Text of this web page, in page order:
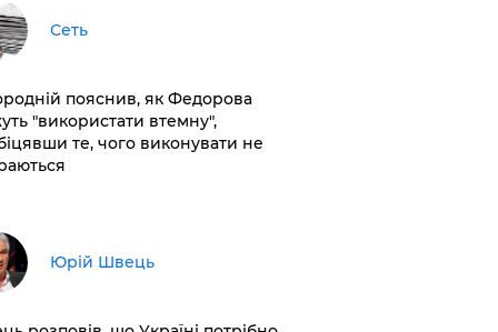
Сеть
пояснив, як Федорова
"використати втемну",
те, чого виконувати не
Юрій Швець